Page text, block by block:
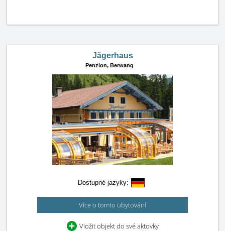
Jägerhaus
Penzion, Berwang
Dostupné jazyky:
Více o tomto ubytování
Vložit objekt do své aktovky